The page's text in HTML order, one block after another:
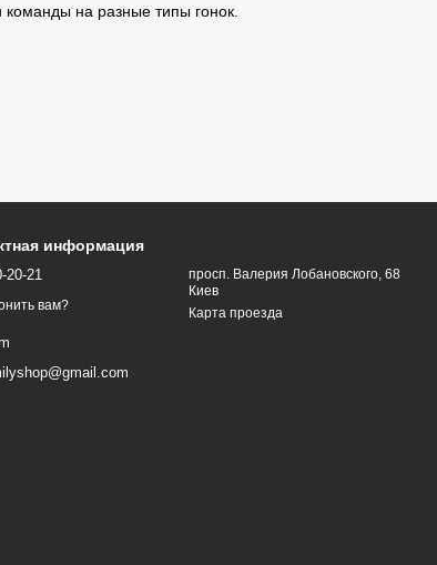
команды на разные типы гонок.
информация
20-21
вам?
просп. Валерия Лобановского, 68
Киев
Карта проезда